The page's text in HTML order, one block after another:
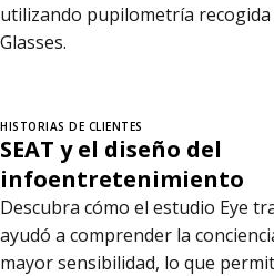
utilizando pupilometría
Glasses.
HISTORIAS DE CLIENTES
SEAT y el diseño del
infoentretenimiento
Descubra cómo el estudio Eye
ayudó a comprender la
mayor sensibilidad, lo que